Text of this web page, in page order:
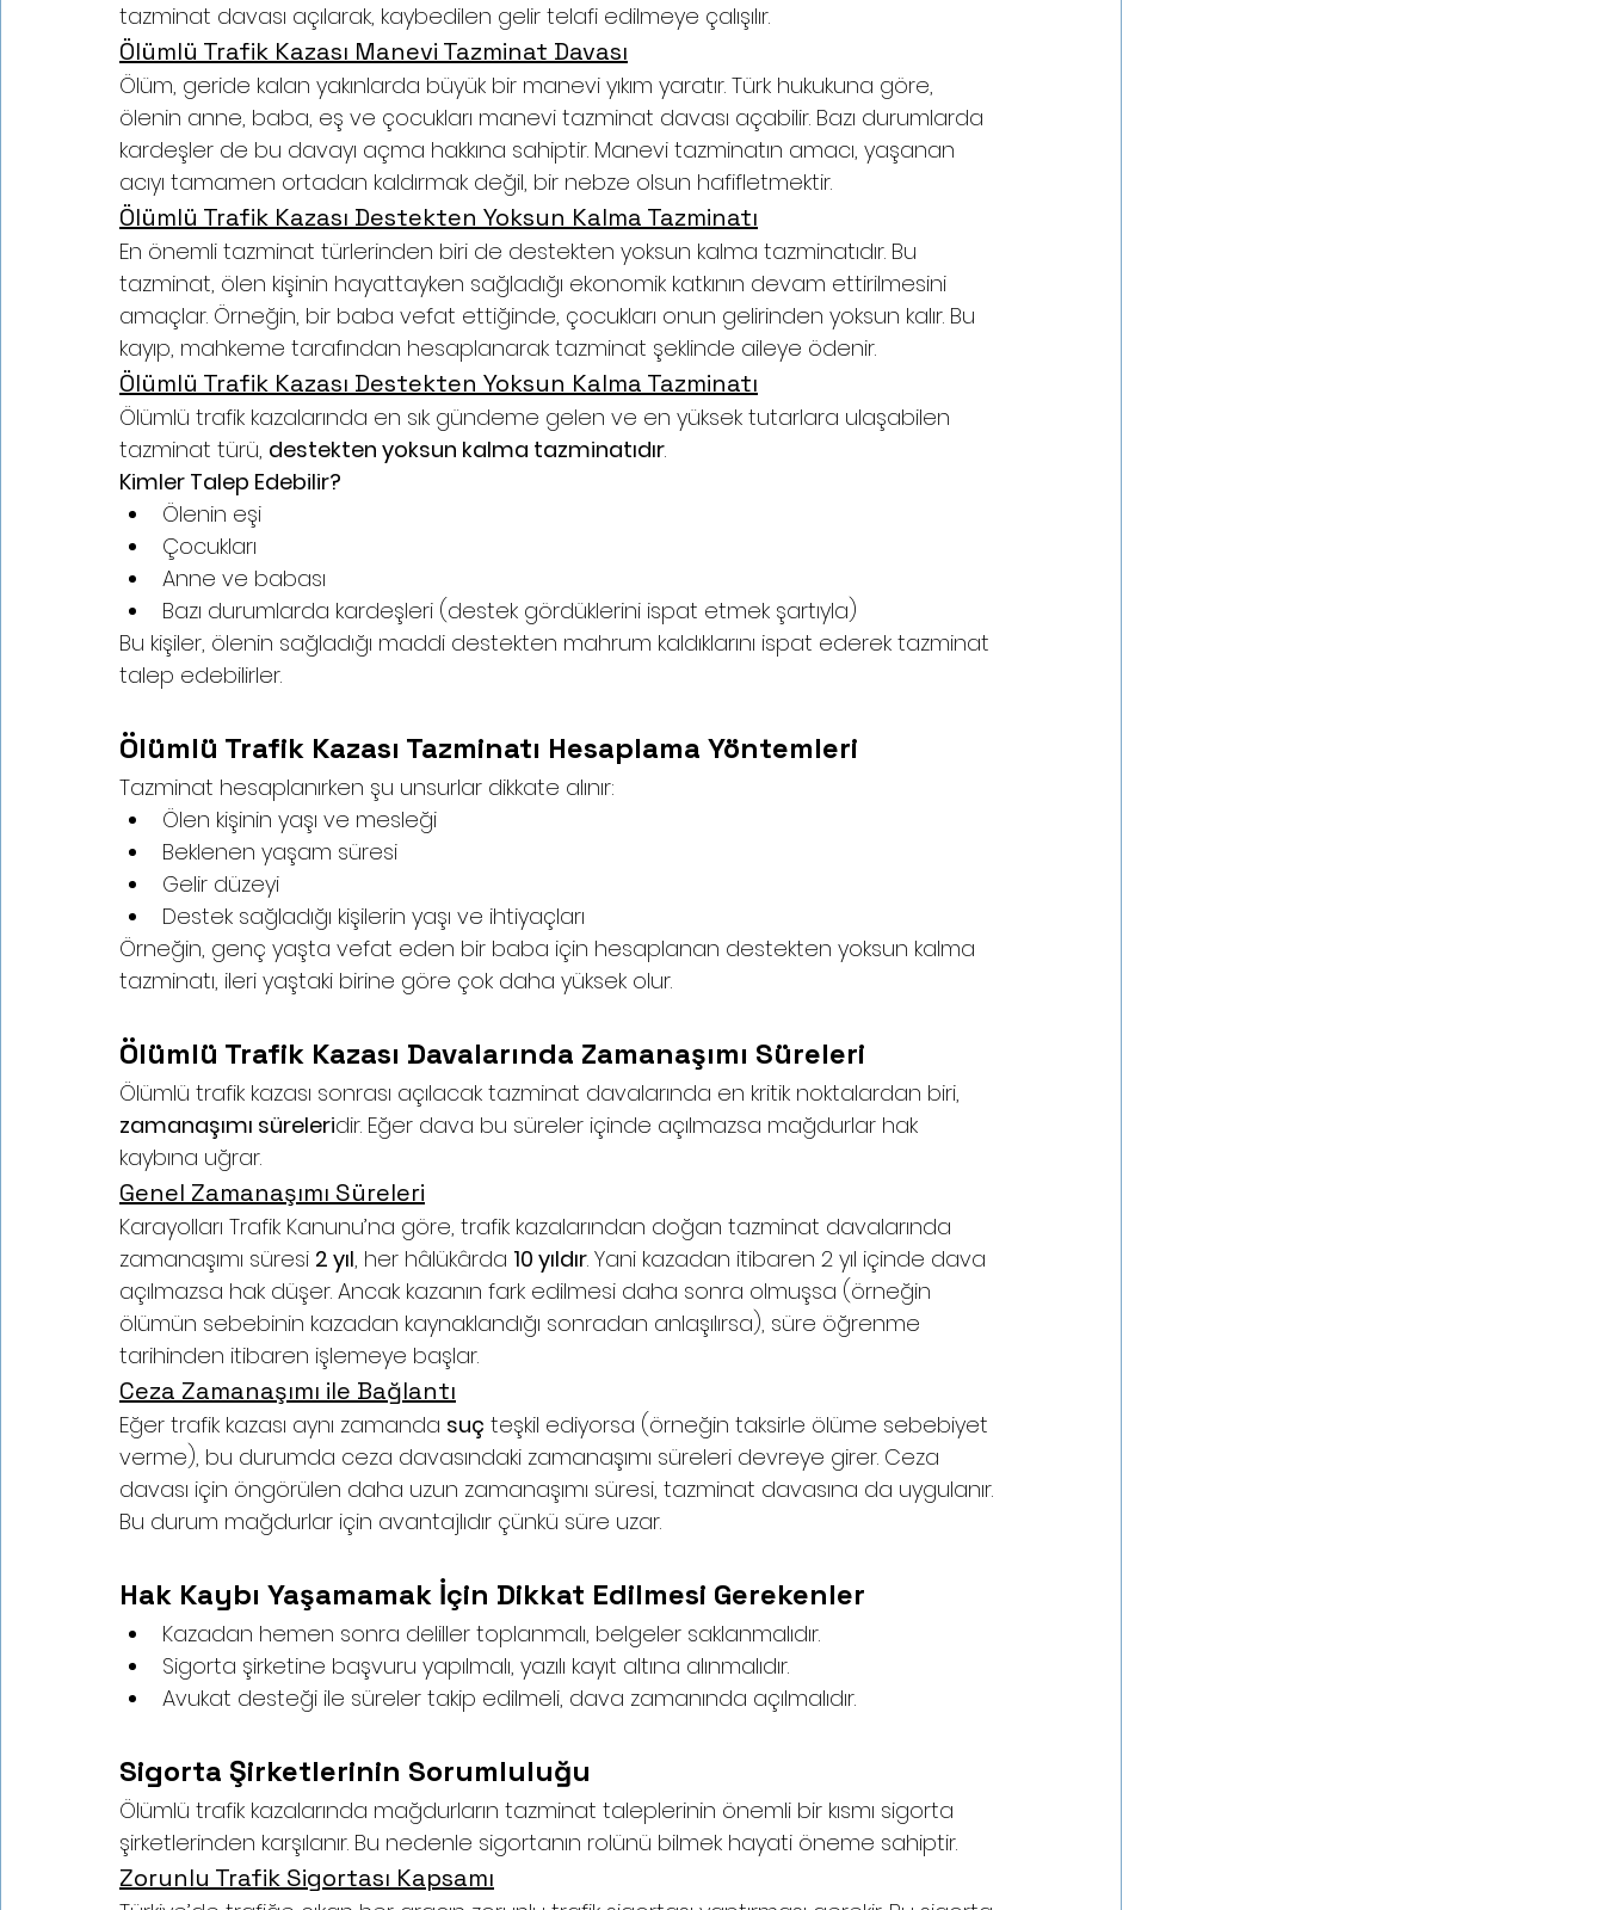
tazminat davası açılarak, kaybedilen gelir telafi edilmeye çalışılır.
Ölümlü Trafik Kazası Manevi Tazminat Davası
Ölüm, geride kalan yakınlarda büyük bir manevi yıkım yaratır. Türk hukukuna göre,
ölenin anne, baba, eş ve çocukları manevi tazminat davası açabilir. Bazı durumlarda
kardeşler de bu davayı açma hakkına sahiptir. Manevi tazminatın amacı, yaşanan
acıyı tamamen ortadan kaldırmak değil, bir nebze olsun hafifletmektir.
Ölümlü Trafik Kazası Destekten Yoksun Kalma Tazminatı
En önemli tazminat türlerinden biri de destekten yoksun kalma tazminatıdır. Bu
tazminat, ölen kişinin hayattayken sağladığı ekonomik katkının devam ettirilmesini
amaçlar. Örneğin, bir baba vefat ettiğinde, çocukları onun gelirinden yoksun kalır. Bu
kayıp, mahkeme tarafından hesaplanarak tazminat şeklinde aileye ödenir.
Ölümlü Trafik Kazası Destekten Yoksun Kalma Tazminatı
Ölümlü trafik kazalarında en sık gündeme gelen ve en yüksek tutarlara ulaşabilen
tazminat türü, destekten yoksun kalma tazminatıdır.
Kimler Talep Edebilir?
Ölenin eşi
Çocukları
Anne ve babası
Bazı durumlarda kardeşleri (destek gördüklerini ispat etmek şartıyla)
Bu kişiler, ölenin sağladığı maddi destekten mahrum kaldıklarını ispat ederek tazminat
talep edebilirler.
Ölümlü Trafik Kazası Tazminatı Hesaplama Yöntemleri
Tazminat hesaplanırken şu unsurlar dikkate alınır:
Ölen kişinin yaşı ve mesleği
Beklenen yaşam süresi
Gelir düzeyi
Destek sağladığı kişilerin yaşı ve ihtiyaçları
Örneğin, genç yaşta vefat eden bir baba için hesaplanan destekten yoksun kalma
tazminatı, ileri yaştaki birine göre çok daha yüksek olur.
Ölümlü Trafik Kazası Davalarında Zamanaşımı Süreleri
Ölümlü trafik kazası sonrası açılacak tazminat davalarında en kritik noktalardan biri,
zamanaşımı süreleridir. Eğer dava bu süreler içinde açılmazsa mağdurlar hak
kaybına uğrar.
Genel Zamanaşımı Süreleri
Karayolları Trafik Kanunu’na göre, trafik kazalarından doğan tazminat davalarında
zamanaşımı süresi 2 yıl, her hâlükârda 10 yıldır. Yani kazadan itibaren 2 yıl içinde dava
açılmazsa hak düşer. Ancak kazanın fark edilmesi daha sonra olmuşsa (örneğin
ölümün sebebinin kazadan kaynaklandığı sonradan anlaşılırsa), süre öğrenme
tarihinden itibaren işlemeye başlar.
Ceza Zamanaşımı ile Bağlantı
Eğer trafik kazası aynı zamanda suç teşkil ediyorsa (örneğin taksirle ölüme sebebiyet
verme), bu durumda ceza davasındaki zamanaşımı süreleri devreye girer. Ceza
davası için öngörülen daha uzun zamanaşımı süresi, tazminat davasına da uygulanır.
Bu durum mağdurlar için avantajlıdır çünkü süre uzar.
Hak Kaybı Yaşamamak İçin Dikkat Edilmesi Gerekenler
Kazadan hemen sonra deliller toplanmalı, belgeler saklanmalıdır.
Sigorta şirketine başvuru yapılmalı, yazılı kayıt altına alınmalıdır.
Avukat desteği ile süreler takip edilmeli, dava zamanında açılmalıdır.
Sigorta Şirketlerinin Sorumluluğu
Ölümlü trafik kazalarında mağdurların tazminat taleplerinin önemli bir kısmı sigorta
şirketlerinden karşılanır. Bu nedenle sigortanın rolünü bilmek hayati öneme sahiptir.
Zorunlu Trafik Sigortası Kapsamı